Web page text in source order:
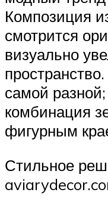
Композиция
смотрится
визуально
самой
комбинация
фигурным
Стильное